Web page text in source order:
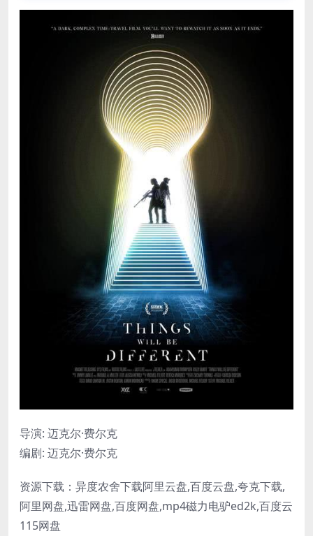
导演: 迈克尔·费尔克
编剧: 迈克尔·费尔克
资源下载：异度农舍下载阿里云盘,百度云盘,夸克下载,
阿里网盘,迅雷网盘,百度网盘,mp4磁力电驴ed2k,百度云
115网盘